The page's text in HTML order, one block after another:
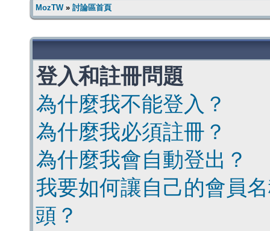
MozTW» 討論區首頁
登入和註冊問題
為什麼我不能登入？
為什麼我必須註冊？
為什麼我會自動登出？
我要如何讓自己的會員
頭？